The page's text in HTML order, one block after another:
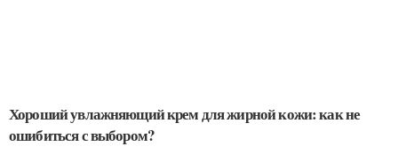
Хороший увлажняющий крем для жирной кожи: как не
ошибиться с выбором?